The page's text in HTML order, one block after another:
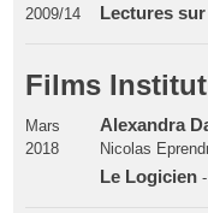
2009/14
Lectures
Films
Mars
2018
Alexandra
Nicolas
Le Logicien